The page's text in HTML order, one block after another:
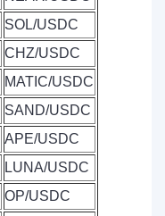
SOL/USDC
CHZ/USDC
MATIC/USDC
SAND/USDC
APE/USDC
LUNA/USDC
OP/USDC